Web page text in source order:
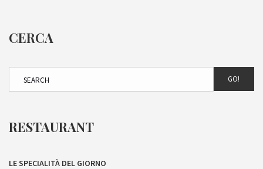
CERCA
GO!
RESTAURANT
LE SPECIALITÀ DEL GIORNO